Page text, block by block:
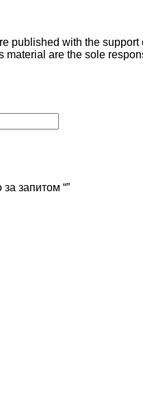
published with the
material are the sole
запитом “”